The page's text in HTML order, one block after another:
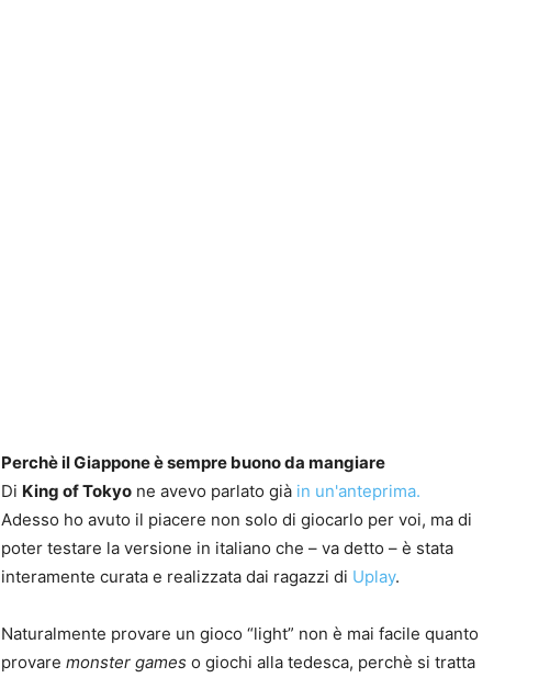
Perchè il Giappone è sempre buono da mangiare
Di King of Tokyo ne avevo parlato già in un'anteprima.
Adesso ho avuto il piacere non solo di giocarlo per voi, ma di
poter testare la versione in italiano che – va detto – è stata
interamente curata e realizzata dai ragazzi di Uplay.
Naturalmente provare un gioco “light” non è mai facile quanto
provare monster games o giochi alla tedesca, perchè si tratta